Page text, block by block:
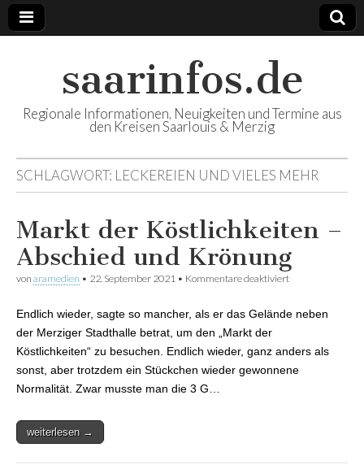
saarinfos.de
Regionale Informationen, Neuigkeiten und Termine aus
den Kreisen Saarlouis & Merzig
SCHLAGWORT: LECKEREIEN UND VIELES MEHR
Markt der Köstlichkeiten –
Abschied und Krönung
von aramedien • 22. September 2021 • Kommentare deaktiviert
Krönung
Endlich wieder, sagte so mancher, als er das Gelände neben
der Merziger Stadthalle betrat, um den „Markt der
Köstlichkeiten“ zu besuchen. Endlich wieder, ganz anders als
sonst, aber trotzdem ein Stückchen wieder gewonnene
Normalität. Zwar musste man die 3 G…
weiterlesen →